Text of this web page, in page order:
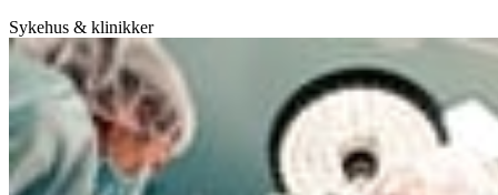
Sykehus & klinikker